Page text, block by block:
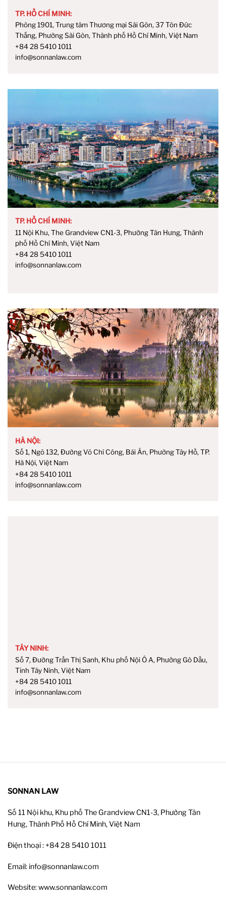
TP. HỒ CHÍ MINH:
Phòng 1901, Trung tâm Thương mại Sài Gòn, 37 Tôn Đức
Thắng, Phường Sài Gòn, Thành phố Hồ Chí Minh, Việt Nam
+84 28 5410 1011
info@sonnanlaw.com
TP. HỒ CHÍ MINH:
11 Nội Khu, The Grandview CN1-3, Phường Tân Hưng, Thành
phố Hồ Chí Minh, Việt Nam
+84 28 5410 1011
info@sonnanlaw.com
HÀ NỘI:
Số 1, Ngõ 132, Đường Võ Chí Công, Bái Ân, Phường Tây Hồ, TP.
Hà Nội, Việt Nam
+84 28 5410 1011
info@sonnanlaw.com
TÂY NINH:
Số 7, Đường Trần Thị Sanh, Khu phố Nội Ô A, Phường Gò Dầu,
Tỉnh Tây Ninh, Việt Nam
+84 28 5410 1011
info@sonnanlaw.com
SONNAN LAW
Số 11 Nội khu, Khu phố The Grandview CN1-3, Phường Tân
Hưng, Thành Phố Hồ Chí Minh, Việt Nam
Điện thoại : +84 28 5410 1011
Email: info@sonnanlaw.com
Website: www.sonnanlaw.com